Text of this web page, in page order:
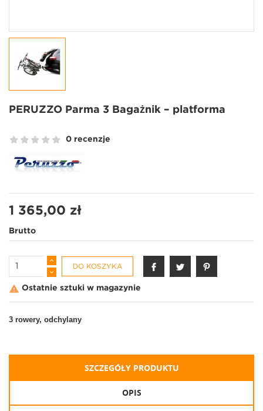
PERUZZO Parma 3 Bagażnik – platforma
0 recenzje
1 365,00 zł
Brutto
DO KOSZYKA
 Ostatnie sztuki w magazynie
3 rowery, odchylany
SZCZEGÓŁY PRODUKTU
OPIS